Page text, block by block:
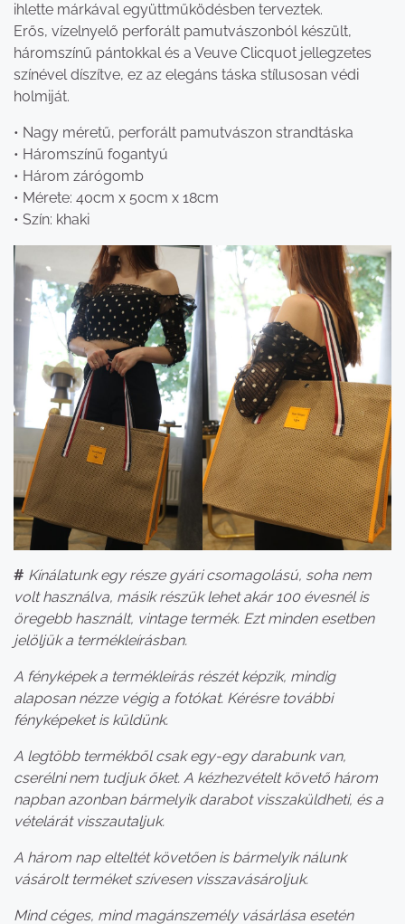
ihlette márkával együttműködésben terveztek.
Erős, vízelnyelő perforált pamutvászonból készült,
háromszínű pántokkal és a Veuve Clicquot jellegzetes
színével díszítve, ez az elegáns táska stílusosan védi
holmiját.
• Nagy méretű, perforált pamutvászon strandtáska
• Háromszínű fogantyú
• Három zárógomb
• Mérete: 40cm x 50cm x 18cm
• Szín: khaki
# Kínálatunk egy része gyári csomagolású, soha nem
volt használva, másik részük lehet akár 100 évesnél is
öregebb használt, vintage termék. Ezt minden esetben
jelöljük a termékleírásban.
A fényképek a termékleírás részét képzik, mindig
alaposan nézze végig a fotókat. Kérésre további
fényképeket is küldünk.
A legtöbb termékből csak egy-egy darabunk van,
cserélni nem tudjuk őket. A kézhezvételt követő három
napban azonban bármelyik darabot visszaküldheti, és a
vételárát visszautaljuk.
A három nap elteltét követően is bármelyik nálunk
vásárolt terméket szívesen visszavásároljuk.
Mind céges, mind magánszemély vásárlása esetén